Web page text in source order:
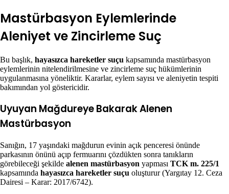
Mastürbasyon Eylemlerinde
Aleniyet ve Zincirleme Suç
Bu başlık, hayasızca hareketler suçu kapsamında mastürbasyon
eylemlerinin nitelendirilmesine ve zincirleme suç hükümlerinin
uygulanmasına yöneliktir. Kararlar, eylem sayısı ve aleniyetin tespiti
bakımından yol göstericidir.
Uyuyan Mağdureye Bakarak Alenen
Mastürbasyon
Sanığın, 17 yaşındaki mağdurun evinin açık penceresi önünde
parkasının önünü açıp fermuarını çözdükten sonra tanıkların
görebileceği şekilde alenen mastürbasyon yapması TCK m. 225/1
kapsamında hayasızca hareketler suçu oluşturur (Yargıtay 12. Ceza
Dairesi – Karar: 2017/6742).